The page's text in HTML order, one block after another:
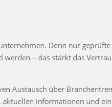
Denn nur
– das stärkt das
Austausch über
Informationen und